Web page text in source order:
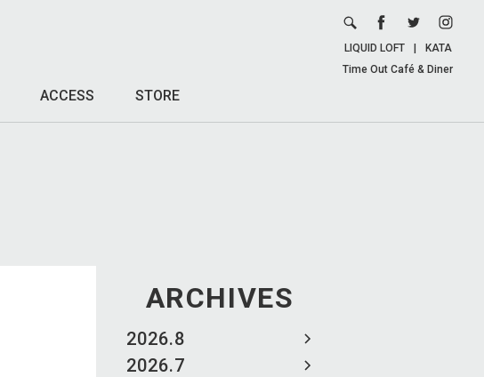
ACCESS STORE
LIQUID LOFT
KATA
Time Out Café & Diner
ARCHIVES
2026.8
2026.7